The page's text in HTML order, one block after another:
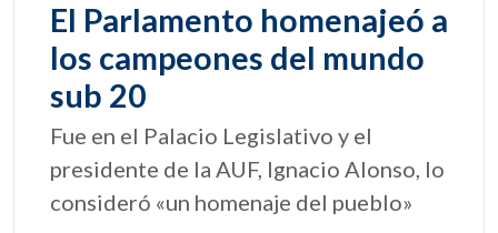
El Parlamento homenajeó a
los campeones del mundo
sub 20
Fue en el Palacio Legislativo y el
presidente de la AUF, Ignacio Alonso, lo
consideró «un homenaje del pueblo»